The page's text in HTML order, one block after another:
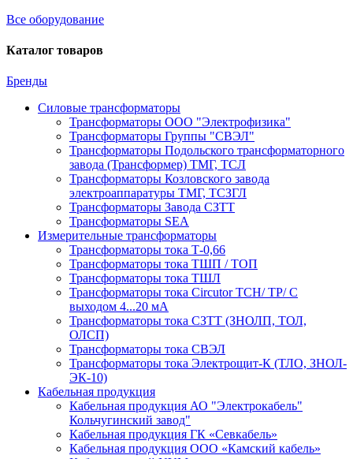
Все оборудование
Каталог товаров
Бренды
Силовые трансформаторы
Трансформаторы ООО "Электрофизика"
Трансформаторы Группы "СВЭЛ"
Трансформаторы Подольского трансформаторного
завода (Трансформер) ТМГ, ТСЛ
Трансформаторы Козловского завода
электроаппаратуры ТМГ, ТСЗГЛ
Трансформаторы Завода СЗТТ
Трансформаторы SEA
Измерительные трансформаторы
Трансформаторы тока Т-0,66
Трансформаторы тока ТШП / ТОП
Трансформаторы тока ТШЛ
Трансформаторы тока Circutor TCH/ TP/ С
выходом 4...20 мА
Трансформаторы тока СЗТТ (ЗНОЛП, ТОЛ,
ОЛСП)
Трансформаторы тока СВЭЛ
Трансформаторы тока Электрощит-К (ТЛО, ЗНОЛ-
ЭК-10)
Кабельная продукция
Кабельная продукция АО "Электрокабель"
Кольчугинский завод"
Кабельная продукция ГК «Севкабель»
Кабельная продукция ООО «Камский кабель»